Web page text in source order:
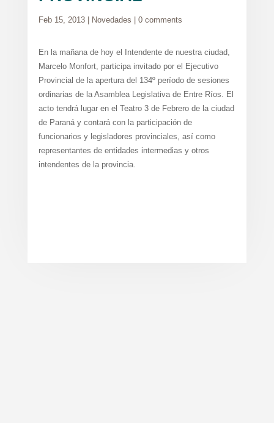
Feb 15, 2013| Novedades 0 comments
En la mañana de hoy el Intendente de nuestra ciudad,
Marcelo Monfort, participa invitado por el Ejecutivo
Provincial de la apertura del 134º período de sesiones
ordinarias de la Asamblea Legislativa de Entre Ríos. El
acto tendrá lugar en el Teatro 3 de Febrero de la ciudad
de Paraná y contará con la participación de
funcionarios y legisladores provinciales, así como
representantes de entidades intermedias y otros
intendentes de la provincia.